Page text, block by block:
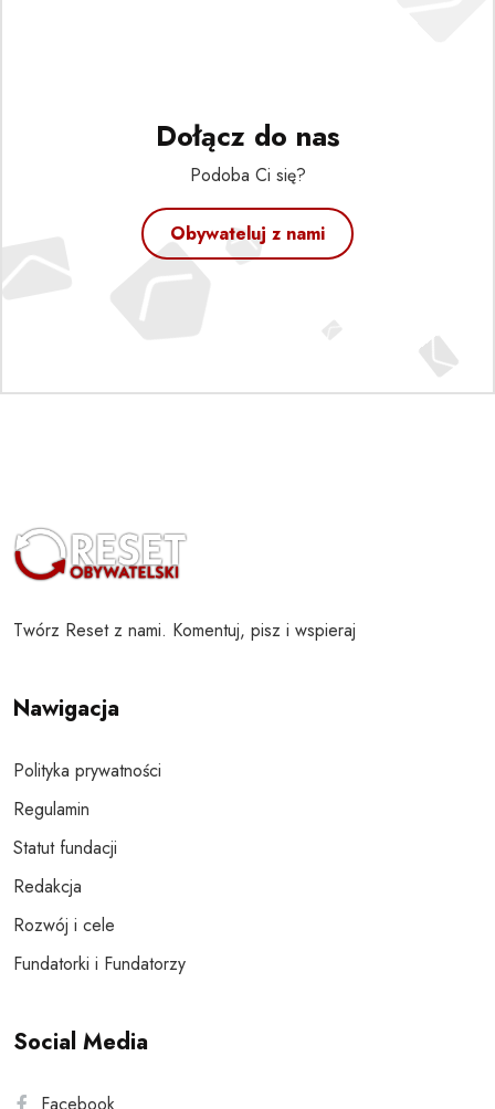
Dołącz do nas
Podoba Ci się?
Obywateluj z nami
Twórz Reset z nami. Komentuj, pisz i wspieraj
Nawigacja
Polityka prywatności
Regulamin
Statut fundacji
Redakcja
Rozwój i cele
Fundatorki i Fundatorzy
Social Media
Facebook